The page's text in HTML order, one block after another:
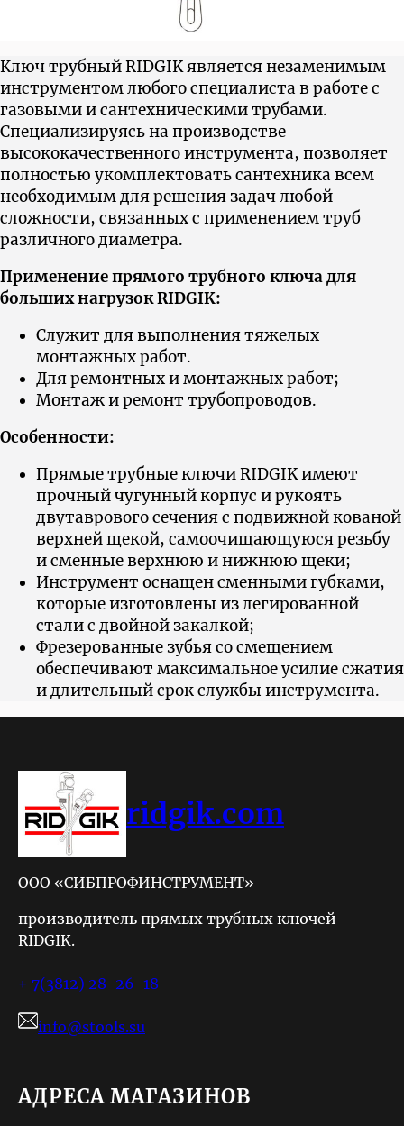
Ключ трубный RIDGIK является незаменимым
инструментом любого специалиста в работе с
газовыми и сантехническими трубами.
Cпециализируясь на производстве
высококачественного инструмента, позволяет
полностью укомплектовать сантехника всем
необходимым для решения задач любой
сложности, связанных с применением труб
различного диаметра.
Применение прямого трубного ключа для
больших нагрузок RIDGIK:
Служит для выполнения тяжелых
монтажных работ.
Для ремонтных и монтажных работ;
Монтаж и ремонт трубопроводов.
Особенности:
Прямые трубные ключи RIDGIK имеют
прочный чугунный корпус и рукоять
двутаврового сечения с подвижной кованой
верхней щекой, самоочищающуюся резьбу
и сменные верхнюю и нижнюю щеки;
Инструмент оснащен сменными губками,
которые изготовлены из легированной
стали с двойной закалкой;
Фрезерованные зубья со смещением
обеспечивают максимальное усилие сжатия
и длительный срок службы инструмента.
ridgik.com
ООО «СИБПРОФИНСТРУМЕНТ»
производитель прямых трубных ключей
RIDGIK.
+ 7(3812) 28-26-18
info@stools.su
АДРЕСА МАГАЗИНОВ